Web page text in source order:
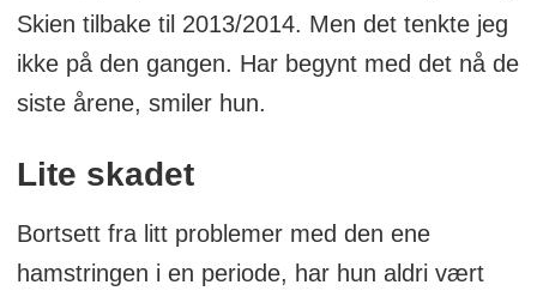
Skien tilbake til 2013/2014. Men det tenkte jeg
ikke på den gangen. Har begynt med det nå de
siste årene, smiler hun.
Lite skadet
Bortsett fra litt problemer med den ene
hamstringen i en periode, har hun aldri vært